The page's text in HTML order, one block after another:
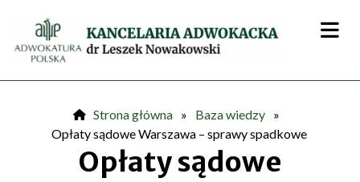
treści
Strona główna » Baza wiedzy »
Opłaty sądowe Warszawa – sprawy spadkowe
Opłaty sądowe